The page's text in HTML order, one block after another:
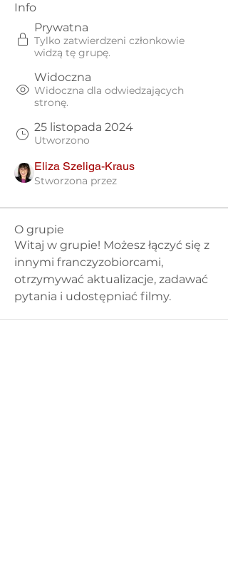
Info
Prywatna
Tylko zatwierdzeni członkowie
widzą tę grupę.
Widoczna
Widoczna dla odwiedzających
stronę.
25 listopada 2024
Utworzono
Eliza Szeliga-Kraus
Stworzona przez
O grupie
Witaj w grupie! Możesz łączyć się z
innymi franczyzobiorcami,
otrzymywać aktualizacje, zadawać
pytania i udostępniać filmy.